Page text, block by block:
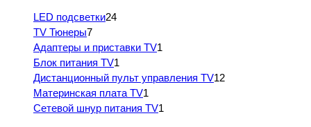
LED подсветки24
TV Тюнеры7
Адаптеры и приставки TV1
Блок питания TV1
Дистанционный пульт управления TV12
Материнская плата TV1
Сетевой шнур питания TV1